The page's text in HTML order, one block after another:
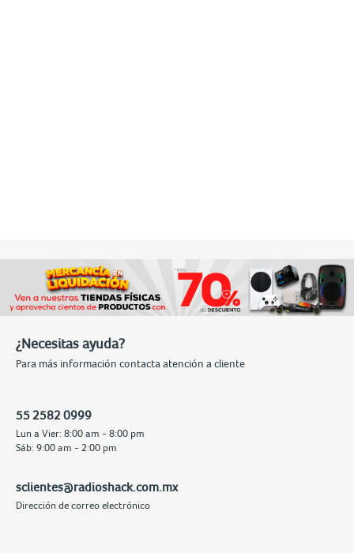
¿Necesitas ayuda?
Para más información contacta atención a cliente
55 2582 0999
Lun a Vier: 8:00 am - 8:00 pm
Sáb: 9:00 am - 2:00 pm
sclientes@radioshack.com.mx
Dirección de correo electrónico